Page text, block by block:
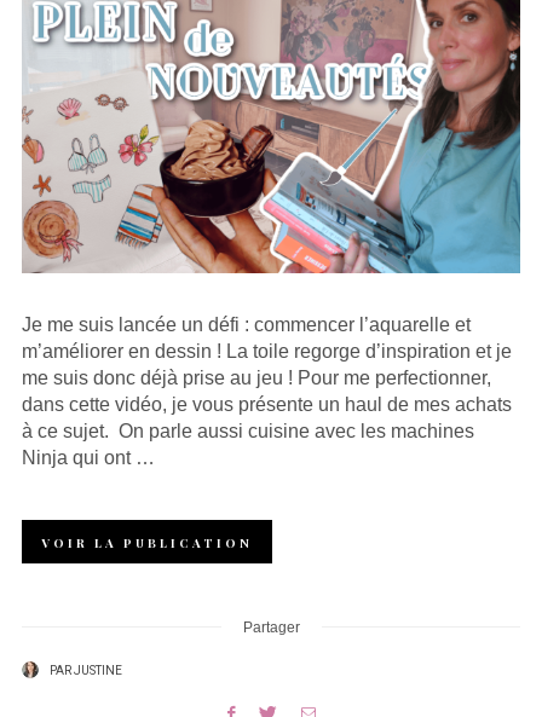
Je me suis lancée un défi : commencer l’aquarelle et
m’améliorer en dessin ! La toile regorge d’inspiration et je
me suis donc déjà prise au jeu ! Pour me perfectionner,
dans cette vidéo, je vous présente un haul de mes achats
à ce sujet. On parle aussi cuisine avec les machines
Ninja qui ont …
VOIR LA PUBLICATION
Partager
PARJUSTINE